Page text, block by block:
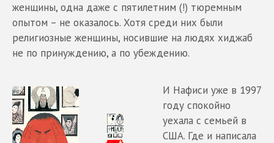
женщины, одна даже с пятилетним (!) тюремным
опытом – не оказалось. Хотя среди них были
религиозные женщины, носившие на людях хиджаб
не по принуждению, а по убеждению.
И Нафиси уже в 1997
году спокойно
уехала с семьей в
США. Где и написала